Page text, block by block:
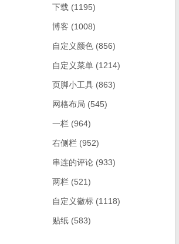
下载 (1195)
博客 (1008)
自定义颜色 (856)
自定义菜单 (1214)
页脚小工具 (863)
网格布局 (545)
一栏 (964)
右侧栏 (952)
串连的评论 (933)
两栏 (521)
自定义徽标 (1118)
贴纸 (583)